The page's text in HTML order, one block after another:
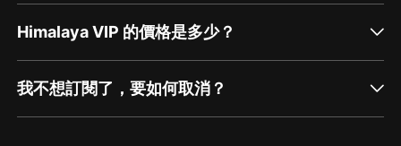
Himalaya VIP 的價格是多少？
我不想訂閱了，要如何取消？